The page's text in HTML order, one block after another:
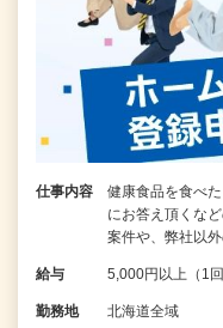
仕事内容
健康食品を食べ
にお答え頂くな
案件や、弊社以
給与 5,000円以上（1
勤務地 北海道全域